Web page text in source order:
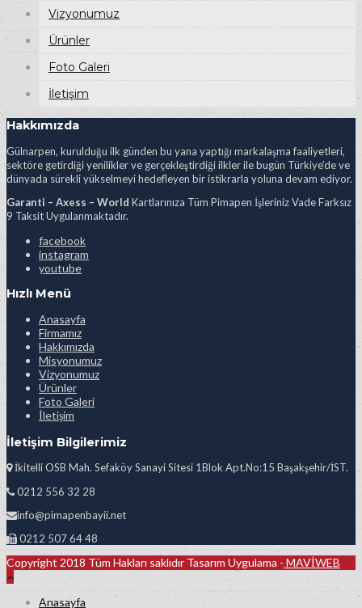
Vizyonumuz
Ürünler
Foto Galeri
İletişim
Hakkımızda
Gülnarpen, kurulduğu ilk günden bu yana yaptığı markalaşma faaliyetleri,
sektöre getirdiği yenilikler ve gerçekleştirdiği ilkler ile bugün Türkiye’de ve
dünyada sürekli yükselmeyi hedefleyen bir istikrarla yoluna devam ediyor.
Garanti – Axess – World Kartlarınıza Tüm Pimapen İşleriniz Vade Farksız
9 Taksit Uygulanmaktadır.
facebook
instagram
youtube
Hızlı Menü
Anasayfa
Firmamız
Hakkımızda
Misyonumuz
Vizyonumuz
Ürünler
Foto Galeri
İletişim
İletişim Bilgilerimiz
İkitelli OSB Mah. Sefaköy Sanayi Sitesi 1Blok Apt.No:15 Başakşehir/İST.
0212 556 32 28
info@pimapenbayii.net
0212 507 64 48
Copyright 2018 Tüm Hakları saklıdır Tasarım Uygulama - MAVİWEB
Anasayfa